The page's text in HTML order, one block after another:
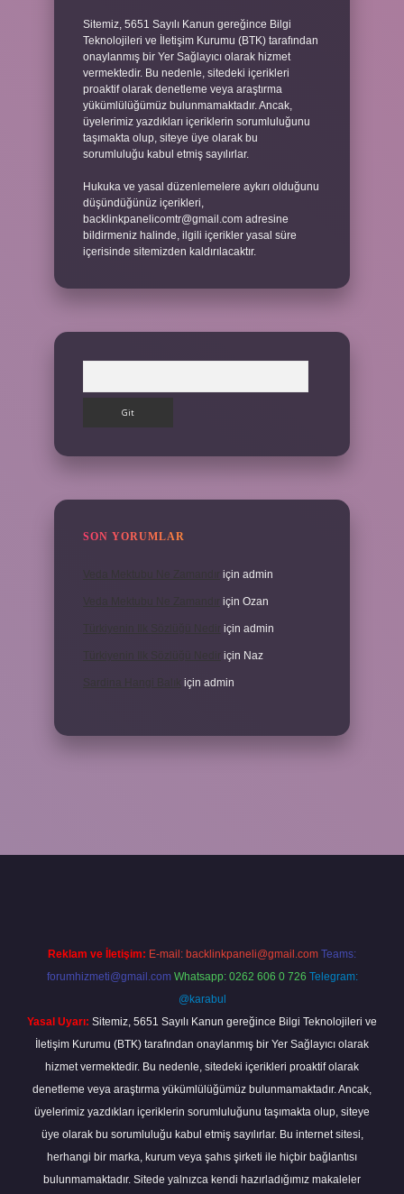
Sitemiz, 5651 Sayılı Kanun gereğince Bilgi
Teknolojileri ve İletişim Kurumu (BTK) tarafından
onaylanmış bir Yer Sağlayıcı olarak hizmet
vermektedir. Bu nedenle, sitedeki içerikleri
proaktif olarak denetleme veya araştırma
yükümlülüğümüz bulunmamaktadır. Ancak,
üyelerimiz yazdıkları içeriklerin sorumluluğunu
taşımakta olup, siteye üye olarak bu
sorumluluğu kabul etmiş sayılırlar.
Hukuka ve yasal düzenlemelere aykırı olduğunu
düşündüğünüz içerikleri,
backlinkpanelicomtr@gmail.com adresine
bildirmeniz halinde, ilgili içerikler yasal süre
içerisinde sitemizden kaldırılacaktır.
SON YORUMLAR
için admin
için Ozan
Türkiyenin Ilk Sözlüğü Nedir için admin
Türkiyenin Ilk Sözlüğü Nedir için Naz
için admin
Reklam ve İletişim: E-mail: backlinkpaneli@gmail.com Teams:
forumhizmeti@gmail.com Whatsapp: 0262 606 0 726 Telegram:
@karabul
Yasal Uyarı: Sitemiz, 5651 Sayılı Kanun gereğince Bilgi Teknolojileri ve
İletişim Kurumu (BTK) tarafından onaylanmış bir Yer Sağlayıcı olarak
hizmet vermektedir. Bu nedenle, sitedeki içerikleri proaktif olarak
denetleme veya araştırma yükümlülüğümüz bulunmamaktadır. Ancak,
üyelerimiz yazdıkları içeriklerin sorumluluğunu taşımakta olup, siteye
üye olarak bu sorumluluğu kabul etmiş sayılırlar. Bu internet sitesi,
herhangi bir marka, kurum veya şahıs şirketi ile hiçbir bağlantısı
bulunmamaktadır. Sitede yalnızca kendi hazırladığımız makaleler